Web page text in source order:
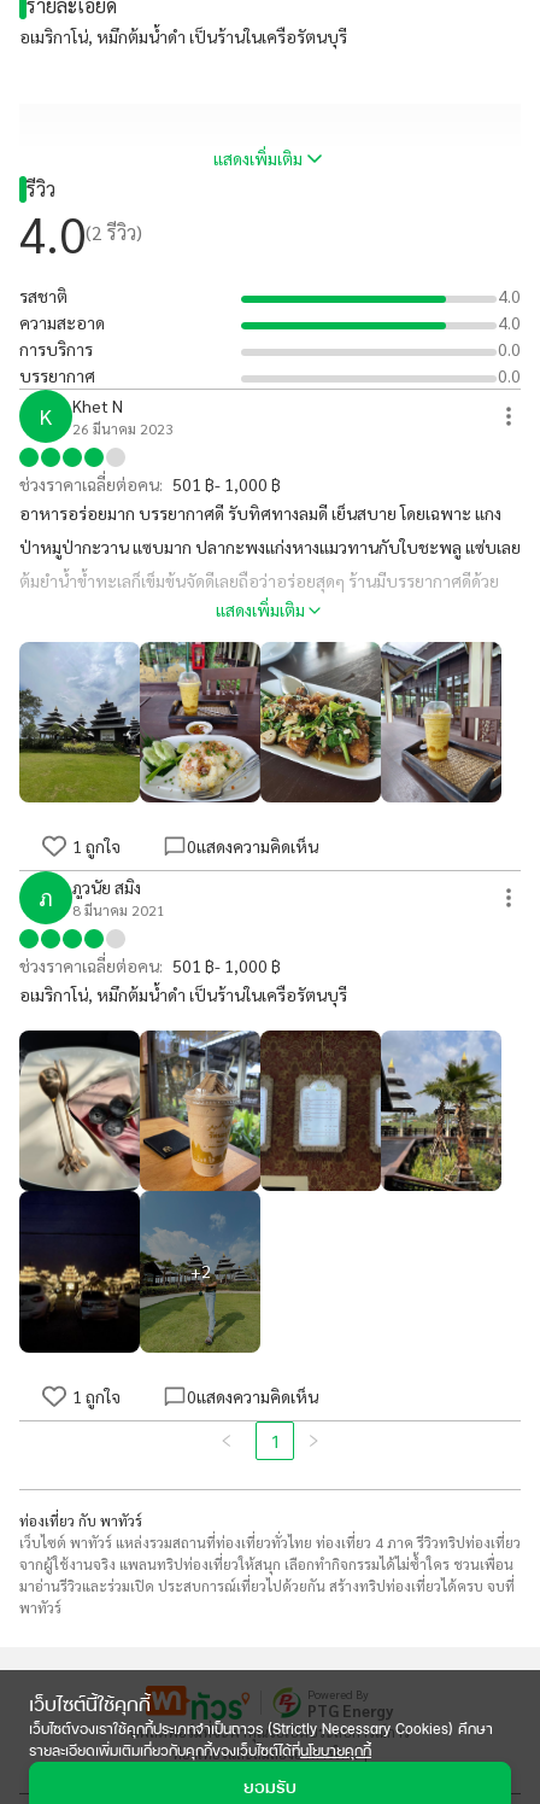
เว็บไซต์นี้ใช้คุกกี้
เว็บไซต์ของเราใช้คุกกี้ประเภทจำเป็นถาวร (Strictly Necessary Cookies) ศึกษา
รายละเอียดเพิ่มเติมเกี่ยวกับคุกกี้ของเว็บไซต์ได้ที่นโยบายคุกกี้
ยอมรับ
รายละเอียด
อเมริกาโน่, หมึกต้มน้ำดำ เป็นร้านในเครือรัตนบุรี
แสดงเพิ่มเติม
รีวิว
4.0(2 รีวิว)
รสชาติ
4.0
ความสะอาด
4.0
การบริการ
0.0
บรรยากาศ
0.0
K Khet N
26 มีนาคม 2023
ช่วงราคาเฉลี่ยต่อคน: 501 ฿- 1,000 ฿
อาหารอร่อยมาก บรรยากาศดี รับทิศทางลมดี เย็นสบาย โดยเฉพาะ แกง
ป่าหมูป่ากะวาน แซบมาก ปลากะพงแก่งหางแมวทานกับใบชะพลู แซ่บเลย
ต้มยำน้ำข้ำทะเลก็เข็มข้นจัดดีเลยถือว่าอร่อยสุดๆ ร้านมีบรรยากาศดีด้วย
แสดงเพิ่มเติม
1 ถูกใจ 0แสดงความคิดเห็น
ภ ภูวนัย สมิง
8 มีนาคม 2021
ช่วงราคาเฉลี่ยต่อคน: 501 ฿- 1,000 ฿
อเมริกาโน่, หมึกต้มน้ำดำ เป็นร้านในเครือรัตนบุรี
+2
1 ถูกใจ 0แสดงความคิดเห็น
1
ท่องเที่ยว กับ พาทัวร์
เว็บไซต์ พาทัวร์ แหล่งรวมสถานที่ท่องเที่ยวทั่วไทย ท่องเที่ยว 4 ภาค รีวิวทริปท่องเที่ยว
จากผู้ใช้งานจริง แพลนทริปท่องเที่ยวให้สนุก เลือกทำกิจกรรมได้ไม่ซ้ำใคร ชวนเพื่อน
มาอ่านรีวิวและร่วมเปิด ประสบการณ์เที่ยวไปด้วยกัน สร้างทริปท่องเที่ยวได้ครบ จบที่
พาทัวร์
Powered By
PTG Energy
แพลตฟอร์มที่จะพาคุณไปเปิดประสบการณ์การ
ท่องเที่ยวและลิ้มลองอาหารใหม่ๆ